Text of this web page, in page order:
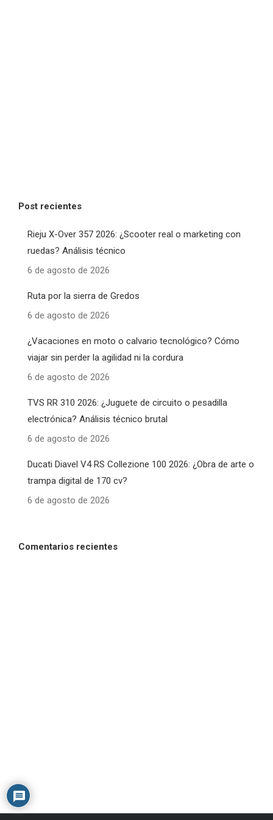
Post recientes
Rieju X-Over 357 2026: ¿Scooter real o marketing con
ruedas? Análisis técnico
6 de agosto de 2026
Ruta por la sierra de Gredos
6 de agosto de 2026
¿Vacaciones en moto o calvario tecnológico? Cómo
viajar sin perder la agilidad ni la cordura
6 de agosto de 2026
TVS RR 310 2026: ¿Juguete de circuito o pesadilla
electrónica? Análisis técnico brutal
6 de agosto de 2026
Ducati Diavel V4 RS Collezione 100 2026: ¿Obra de arte o
trampa digital de 170 cv?
6 de agosto de 2026
Comentarios recientes